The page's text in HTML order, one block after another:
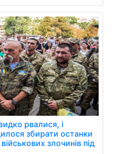
рвалися, і
збирати останки
злочинів під